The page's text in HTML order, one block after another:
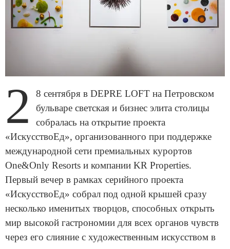
2
8 сентября в DEPRE LOFT на Петровском
бульваре светская и бизнес элита столицы
собралась на открытие проекта
«ИскусствоЕд», организованного при поддержке
международной сети премиальных курортов
One&Only Resorts и компании KR Properties.
Первый вечер в рамках серийного проекта
«ИскусствоЕд» собрал под одной крышей сразу
несколько именитых творцов, способных открыть
мир высокой гастрономии для всех органов чувств
через его слияние с художественным искусством в